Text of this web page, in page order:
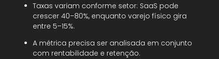
Taxas variam conforme setor: SaaS pode
crescer 40–80%, enquanto varejo físico gira
entre 5–15%.
A métrica precisa ser analisada em conjunto
com rentabilidade e retenção.